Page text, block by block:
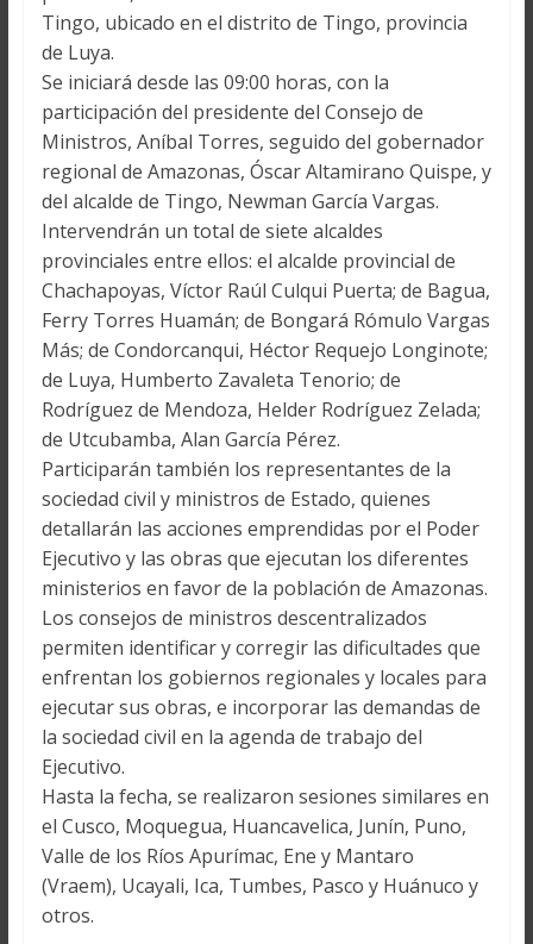
Tingo, ubicado en el distrito de Tingo, provincia
de Luya.
Se iniciará desde las 09:00 horas, con la
participación del presidente del Consejo de
Ministros, Aníbal Torres, seguido del gobernador
regional de Amazonas, Óscar Altamirano Quispe, y
del alcalde de Tingo, Newman García Vargas.
Intervendrán un total de siete alcaldes
provinciales entre ellos: el alcalde provincial de
Chachapoyas, Víctor Raúl Culqui Puerta; de Bagua,
Ferry Torres Huamán; de Bongará Rómulo Vargas
Más; de Condorcanqui, Héctor Requejo Longinote;
de Luya, Humberto Zavaleta Tenorio; de
Rodríguez de Mendoza, Helder Rodríguez Zelada;
de Utcubamba, Alan García Pérez.
Participarán también los representantes de la
sociedad civil y ministros de Estado, quienes
detallarán las acciones emprendidas por el Poder
Ejecutivo y las obras que ejecutan los diferentes
ministerios en favor de la población de Amazonas.
Los consejos de ministros descentralizados
permiten identificar y corregir las dificultades que
enfrentan los gobiernos regionales y locales para
ejecutar sus obras, e incorporar las demandas de
la sociedad civil en la agenda de trabajo del
Ejecutivo.
Hasta la fecha, se realizaron sesiones similares en
el Cusco, Moquegua, Huancavelica, Junín, Puno,
Valle de los Ríos Apurímac, Ene y Mantaro
(Vraem), Ucayali, Ica, Tumbes, Pasco y Huánuco y
otros.